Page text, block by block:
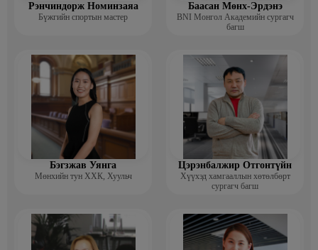
Рэнчиндорж Номинзаяа
Бүжгийн спортын мастер
Баасан Мөнх-Эрдэнэ
BNI Монгол Академийн сургагч
багш
Бэгзжав Уянга
Мөнхийн тун ХХК, Хуульч
Цэрэнбалжир Отгонтүйн
Хүүхэд хамгааллын хөтөлбөрт
сургагч багш